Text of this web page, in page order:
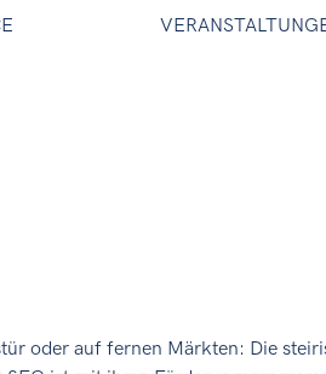
oder auf fernen Märkten: Die